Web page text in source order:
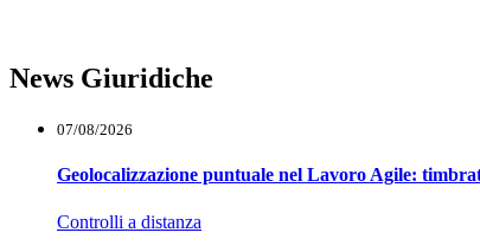
News Giuridiche
07/08/2026
Geolocalizzazione puntuale nel Lavoro Agile:
Controlli a distanza